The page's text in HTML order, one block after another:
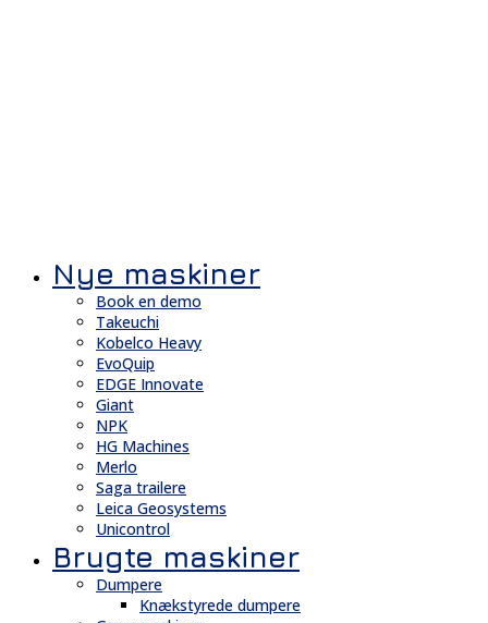
Nye maskiner
Book en demo
Takeuchi
Kobelco Heavy
EvoQuip
EDGE Innovate
Giant
NPK
HG Machines
Merlo
Saga trailere
Leica Geosystems
Unicontrol
Brugte maskiner
Dumpere
Knækstyrede dumpere